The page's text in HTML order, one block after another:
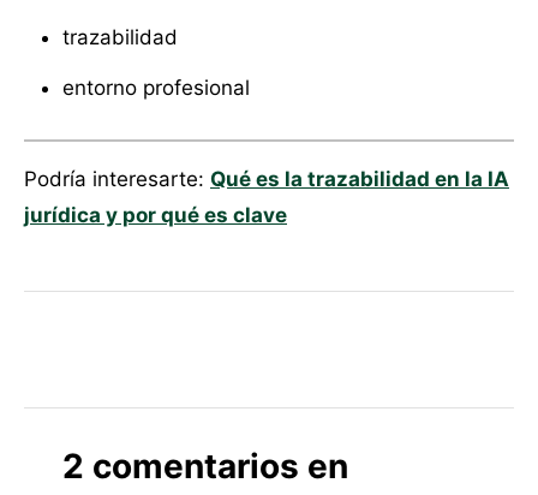
trazabilidad
entorno profesional
Podría interesarte: Qué es la trazabilidad en la IA
jurídica y por qué es clave
2 comentarios en